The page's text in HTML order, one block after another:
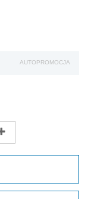
AUTOPROMOCJA